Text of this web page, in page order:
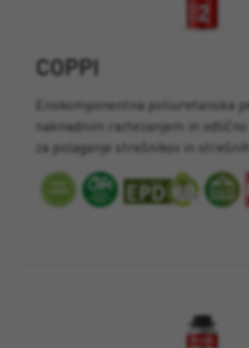
COPPI
Enokomponentna poliuretanska
naknadnim raztezanjem in
za polaganje strešnikov in